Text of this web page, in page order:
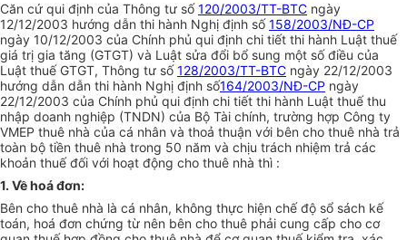
Căn cứ qui định của Thông tư số120/2003/TT-BTC ngày
12/12/2003 hướng dẫn thi hành Nghị định số158/2003/NĐ-CP
ngày 10/12/2003 của Chính phủ qui định chi tiết thi hành Luật thuế
giá trị gia tăng (GTGT) và Luật sửa đổi bổ sung một số điều của
Luật thuế GTGT, Thông tư số128/2003/TT-BTC ngày 22/12/2003
hướng dẫn dẫn thi hành Nghị định số164/2003/NĐ-CP ngày
22/12/2003 của Chính phủ qui định chi tiết thi hành Luật thuế thu
nhập doanh nghiệp (TNDN) của Bộ Tài chính, trường hợp Công ty
VMEP thuê nhà của cá nhân và thoả thuận với bên cho thuê nhà trả
toàn bộ tiền thuê nhà trong 50 năm và chịu trách nhiệm trả các
khoản thuế đối với hoạt động cho thuê nhà thì :
1. Về hoá đơn:
Bên cho thuê nhà là cá nhân, không thực hiện chế độ sổ sách kế
toán, hoá đơn chứng từ nên bên cho thuê phải cung cấp cho cơ